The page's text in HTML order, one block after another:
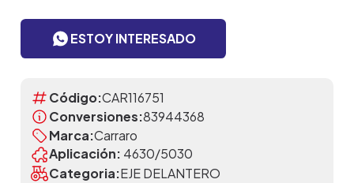
ESTOY INTERESADO
Código:CAR116751
Conversiones:83944368
Marca:Carraro
Aplicación: 4630/5030
Categoria:EJE DELANTERO